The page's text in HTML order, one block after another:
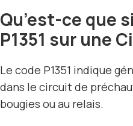
Qu’est-ce que
P1351 sur une
Le code P1351 indique
dans le circuit de
bougies ou au relais.